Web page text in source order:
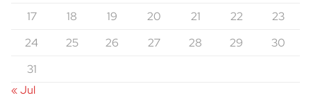
17
18 19 20 21 22
23
24
25 26 27 28 29
30
31
« Jul